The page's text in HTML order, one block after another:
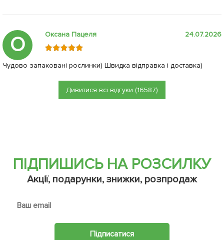
О Оксана Пацеля 24.07.2026
Чудово запаковані рослинки) Швидка відправка і доставка)
Дивитися всі відгуки (16587)
ПІДПИШИСЬ НА РОЗСИЛКУ
Акції, подарунки, знижки, розпродаж
Підписатися